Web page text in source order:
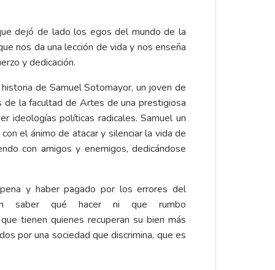
dejó de lado los egos del mundo de la
nos da una lección de vida y nos enseña
y dedicación.
de Samuel Sotomayor, un joven de
de la facultad de Artes de una prestigiosa
ideologías políticas radicales. Samuel un
el ánimo de atacar y silenciar la vida de
con amigos y enemigos, dedicándose
y haber pagado por los errores del
saber qué hacer ni que rumbo
tienen quienes recuperan su bien más
por una sociedad que discrimina, que es